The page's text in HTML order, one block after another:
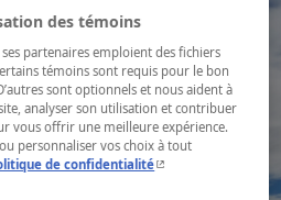
des témoins
partenaires emploient des fichiers
témoins sont requis pour le bon
sont optionnels et nous aident à
analyser son utilisation et contribuer
vous offrir une meilleure expérience.
personnaliser vos choix à tout
de confidentialité- Cet hyperlien